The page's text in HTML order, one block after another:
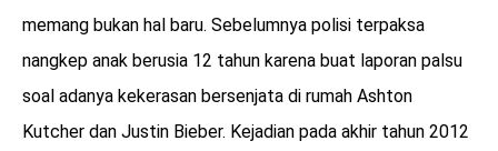
memang bukan hal baru. Sebelumnya polisi terpaksa
nangkep anak berusia 12 tahun karena buat laporan palsu
soal adanya kekerasan bersenjata di rumah Ashton
Kutcher dan Justin Bieber. Kejadian pada akhir tahun 2012